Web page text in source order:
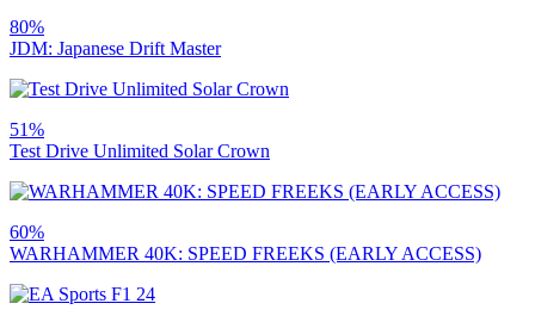
80%
JDM: Japanese Drift Master
51%
Test Drive Unlimited Solar Crown
60%
WARHAMMER 40K: SPEED FREEKS (EARLY ACCESS)